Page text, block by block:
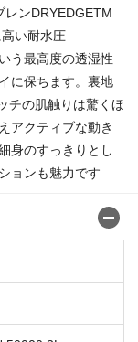
レンDRYEDGETM
い耐水圧
う最高度の透湿性
に保ちます。裏地
チの肌触りは驚くほ
アクティブな動き
身のすっきりとし
ョンも魅力です